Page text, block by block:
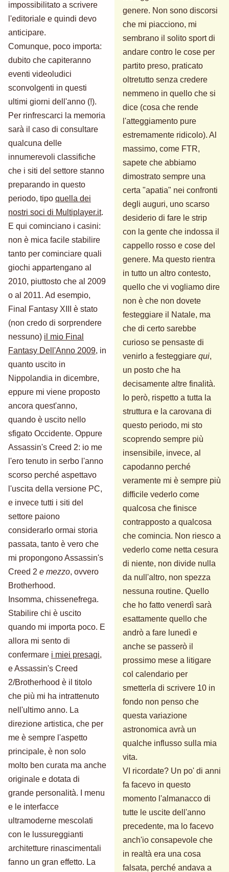
impossibilitato a scrivere
l'editoriale e quindi devo
anticipare.
Comunque, poco importa:
dubito che capiteranno
eventi videoludici
sconvolgenti in questi
ultimi giorni dell'anno (!).
Per rinfrescarci la memoria
sarà il caso di consultare
qualcuna delle
innumerevoli classifiche
che i siti del settore stanno
preparando in questo
periodo, tipo quella dei
nostri soci di Multiplayer.it.
E qui cominciano i casini:
non è mica facile stabilire
tanto per cominciare quali
giochi appartengano al
2010, piuttosto che al 2009
o al 2011. Ad esempio,
Final Fantasy XIII è stato
(non credo di sorprendere
nessuno) il mio Final
Fantasy Dell'Anno 2009, in
quanto uscito in
Nippolandia in dicembre,
eppure mi viene proposto
ancora quest'anno,
quando è uscito nello
sfigato Occidente. Oppure
Assassin's Creed 2: io me
l'ero tenuto in serbo l'anno
scorso perché aspettavo
l'uscita della versione PC,
e invece tutti i siti del
settore paiono
considerarlo ormai storia
passata, tanto è vero che
mi propongono Assassin's
Creed 2 e mezzo, ovvero
Brotherhood.
Insomma, chissenefrega.
Stabilire chi è uscito
quando mi importa poco. E
allora mi sento di
confermare i miei presagi,
e Assassin's Creed
2/Brotherhood è il titolo
che più mi ha intrattenuto
nell'ultimo anno. La
direzione artistica, che per
me è sempre l'aspetto
principale, è non solo
molto ben curata ma anche
originale e dotata di
grande personalità. I menu
e le interfacce
ultramoderne mescolati
con le lussureggianti
architetture rinascimentali
fanno un gran effetto. La
genere. Non sono discorsi
che mi piacciono, mi
sembrano il solito sport di
andare contro le cose per
partito preso, praticato
oltretutto senza credere
nemmeno in quello che si
dice (cosa che rende
l'atteggiamento pure
estremamente ridicolo). Al
massimo, come FTR,
sapete che abbiamo
dimostrato sempre una
certa "apatia" nei confronti
degli auguri, uno scarso
desiderio di fare le strip
con la gente che indossa il
cappello rosso e cose del
genere. Ma questo rientra
in tutto un altro contesto,
quello che vi vogliamo dire
non è che non dovete
festeggiare il Natale, ma
che di certo sarebbe
curioso se pensaste di
venirlo a festeggiare qui,
un posto che ha
decisamente altre finalità.
Io però, rispetto a tutta la
struttura e la carovana di
questo periodo, mi sto
scoprendo sempre più
insensibile, invece, al
capodanno perché
veramente mi è sempre più
difficile vederlo come
qualcosa che finisce
contrapposto a qualcosa
che comincia. Non riesco a
vederlo come netta cesura
di niente, non divide nulla
da null'altro, non spezza
nessuna routine. Quello
che ho fatto venerdì sarà
esattamente quello che
andrò a fare lunedì e
anche se passerò il
prossimo mese a litigare
col calendario per
smetterla di scrivere 10 in
fondo non penso che
questa variazione
astronomica avrà un
qualche influsso sulla mia
vita.
VI ricordate? Un po' di anni
fa facevo in questo
momento l'almanacco di
tutte le uscite dell'anno
precedente, ma lo facevo
anch'io consapevole che
in realtà era una cosa
falsata, perché andava a